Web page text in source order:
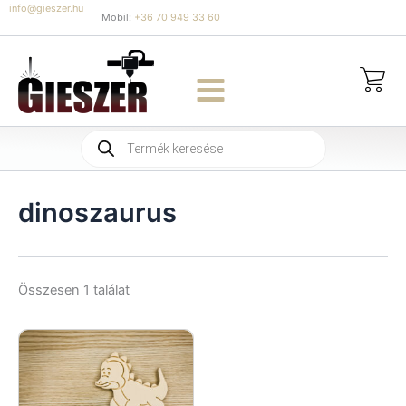
Skip
to
content
info@gieszer.hu
Mobil: +36 70 949 33 60
Products
search
dinoszaurus
Összesen 1 találat